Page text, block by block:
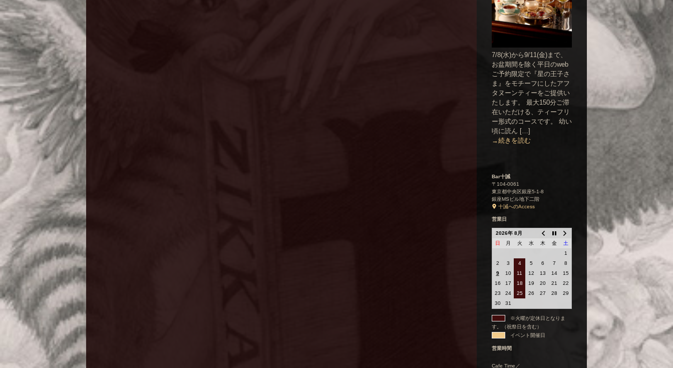
7/8(水)から9/11(金)まで、
お盆期間を除く平日のweb
ご予約限定で『星の王子さ
ま』をモチーフにしたアフ
タヌーンティーをご提供い
たします。 最大150分ご滞
在いただける、ティーフリ
ー形式のコースです。 幼い
頃に読ん […]
→続きを読む
Bar十誡
〒104-0061
東京都中央区銀座5-1-8
銀座MSビル地下二階
十誡へのAccess
営業日
2026年 8月
日
月 火 水 木 金
土
1
2
3 4 5 6 7
8
9
10 11 12 13 14
15
16
17 18 19 20 21
22
23
24 25 26 27 28
29
30
31
※火曜が定休日となりま
す。（祝祭日を含む）
イベント開催日
営業時間
Cafe Time／